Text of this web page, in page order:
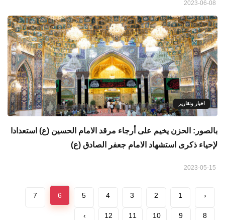
اخبار وتقارير
بالصور: الحزن يخيم على أرجاء مرقد الامام الحسين (ع) استعدادا
لإحياء ذكرى استشهاد الامام جعفر الصادق (ع)
‹
1
2
3
4
5
6
7
8
9
10
11
12
›